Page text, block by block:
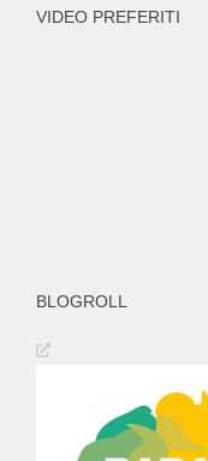
VIDEO PREFERITI
BLOGROLL